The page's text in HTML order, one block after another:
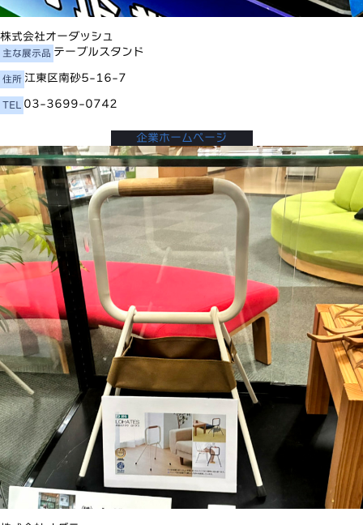
株式会社オーダッシュ
主な展示品 テーブルスタンド
住所 江東区南砂5-16-7
TEL 03-3699-0742
企業ホームページ